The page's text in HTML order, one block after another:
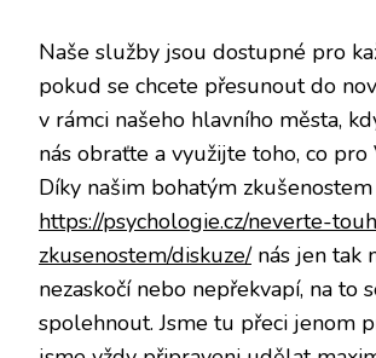
Naše služby jsou dostupné pro
pokud se chcete přesunout do
v rámci našeho hlavního města,
nás obraťte a využijte toho, co pro
Díky našim bohatým zkušenostem
https://psychologie.cz/neverte-
zkusenostem/diskuze/nás jen tak
nezaskočí nebo nepřekvapí, na to
spolehnout. Jsme tu přeci jenom